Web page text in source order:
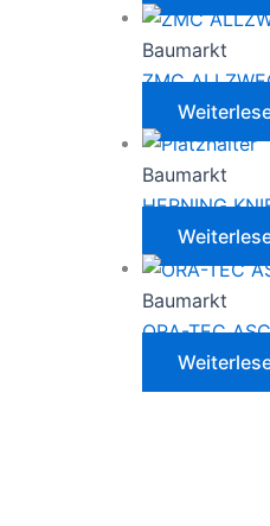
Baumarkt
ZMC
Baumarkt
HERNING
Baumarkt
ORA-TEC